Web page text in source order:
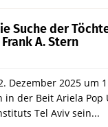
Suche der
A. Stern
Dezember 2025 um
in der Beit Ariela Pop
Tel Aviv sein...